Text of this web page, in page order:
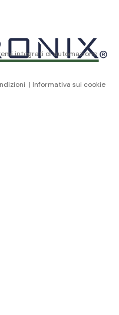
integrati di automazione
| Informativa sui cookie